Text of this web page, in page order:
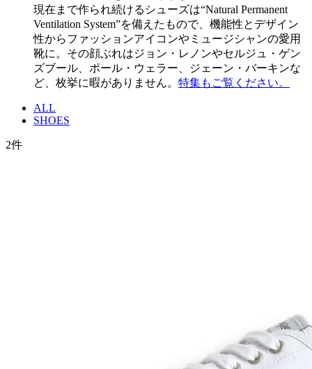
現在まで作られ続けるシューズは“Natural Permanent
Ventilation System”を備えたもので、機能性とデザイン
性からファッションアイコンやミュージシャンの愛用
靴に。その顔ぶれはジョン・レノンやセルジュ・ゲン
ズブール、ポール・ウェラー、ジェーン・バーキンな
ど、枚挙に暇がありません。 特集もご覧ください。
ALL
SHOES
2件